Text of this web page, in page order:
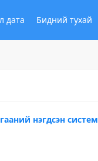
дата Бидний тухай
нэгдсэн систем